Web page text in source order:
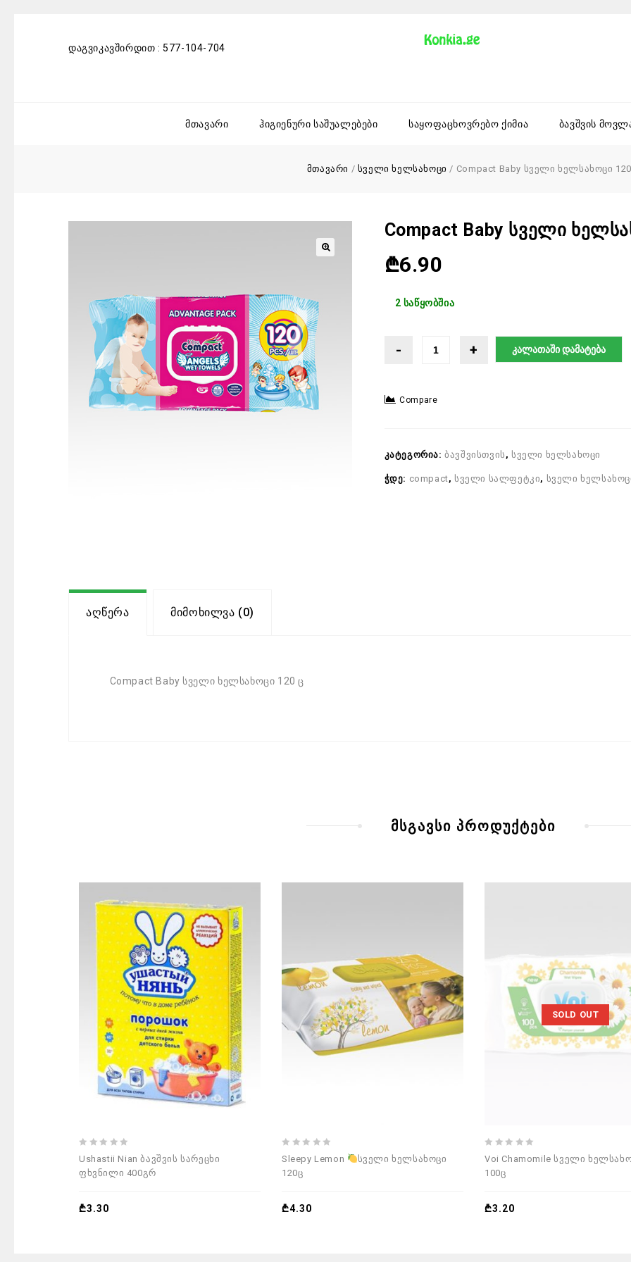
დაგვიკავშირდით :577-104-704
მთავარი ჰიგიენური საშუალებები საყოფაცხოვრებო ქიმია ბავშვის
მთავარი / სველი ხელსახოცი / Compact Baby სველი ხელსახოცი
Compact Baby Სველი
₾6.90
2 საწყობშია
კალათაში დამატება
Compare
კატეგორია:ბავშვისთვის , სველი ხელსახოცი
ჭდე: compact, სველი სალფეტკი, სველი
Აღწერა Მიმოხილვა (0)
Compact Baby სველი ხელსახოცი 120 ც
მსგავსი პროდუქტები
of
Ushastii Nian ბავშვის სარეცხი
ფხვნილი 400გრ
₾3.30
Sleepy Lemon
სველი ხელსახოცი
120ც
₾4.30
SOLD OUT
Voi Chamomile სველი
100ც
₾3.20